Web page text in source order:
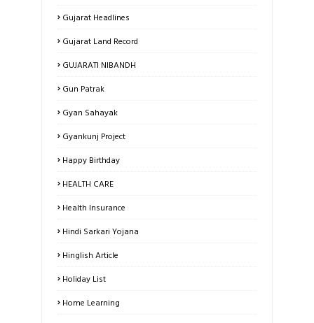
Gujarat Headlines
Gujarat Land Record
GUJARATI NIBANDH
Gun Patrak
Gyan Sahayak
Gyankunj Project
Happy Birthday
HEALTH CARE
Health Insurance
Hindi Sarkari Yojana
Hinglish Article
Holiday List
Home Learning